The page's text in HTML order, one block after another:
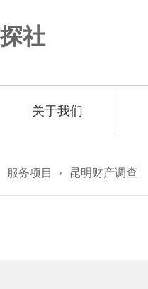
关于我们
服务项目 昆明财产调查